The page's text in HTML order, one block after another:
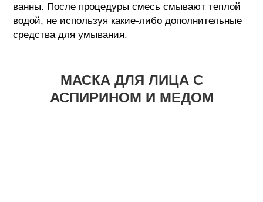
ванны. После процедуры смесь смывают теплой
водой, не используя какие-либо дополнительные
средства для умывания.
МАСКА ДЛЯ ЛИЦА С
АСПИРИНОМ И МЕДОМ